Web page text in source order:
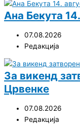
Ана Бекута
07.08.2026
Редакција
За викенд
Црвенке
07.08.2026
Редакција